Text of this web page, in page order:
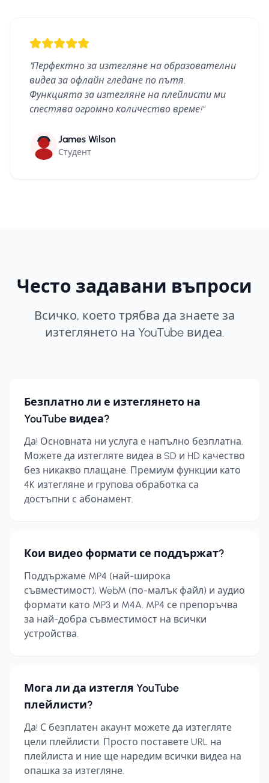
"Перфектно за изтегляне на образователни
видеа за офлайн гледане по пътя.
Функцията за изтегляне на плейлисти ми
спестява огромно количество време!"
James Wilson
Студент
Често задавани въпроси
Всичко, което трябва да знаете за
изтеглянето на YouTube видеа.
Безплатно ли е изтеглянето на
YouTube видеа?
Да! Основната ни услуга е напълно безплатна.
Можете да изтегляте видеа в SD и HD качество
без никакво плащане. Премиум функции като
4K изтегляне и групова обработка са
достъпни с абонамент.
Кои видео формати се поддържат?
Поддържаме MP4 (най-широка
съвместимост), WebM (по-малък файл) и аудио
формати като MP3 и M4A. MP4 се препоръчва
за най-добра съвместимост на всички
устройства.
Мога ли да изтегля YouTube
плейлисти?
Да! С безплатен акаунт можете да изтегляте
цели плейлисти. Просто поставете URL на
плейлиста и ние ще наредим всички видеа на
опашка за изтегляне.